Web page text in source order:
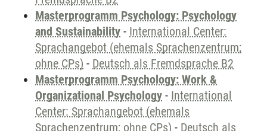
Masterprogramm Psychology: Psychology
and Sustainability - International Center:
Sprachangebot (ehemals Sprachenzentrum;
ohne CPs) - Deutsch als Fremdsprache B2
Masterprogramm Psychology: Work &
Organizational Psychology - International
Center: Sprachangebot (ehemals
Sprachenzentrum; ohne CPs) - Deutsch als